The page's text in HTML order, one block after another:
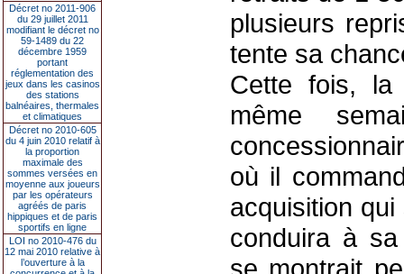
Décret no 2011-906
du 29 juillet 2011
modifiant le décret no
59-1489 du 22
décembre 1959
portant
réglementation des
jeux dans les casinos
des stations
balnéaires, thermales
et climatiques
Décret no 2010-605
du 4 juin 2010 relatif à
la proportion
maximale des
sommes versées en
moyenne aux joueurs
par les opérateurs
agréés de paris
hippiques et de paris
sportifs en ligne
LOI no 2010-476 du
12 mai 2010 relative à
l’ouverture à la
plusieurs
tente sa
Cette fois,
même
où il
acquisition
conduira à